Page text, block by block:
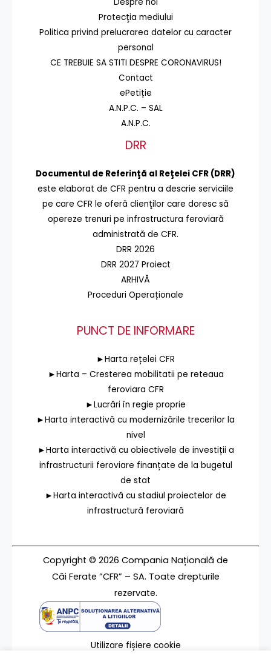
Despre noi
Protecţia mediului
Politica privind prelucrarea datelor cu caracter
personal
CE TREBUIE SA STITI DESPRE CORONAVIRUS!
Contact
ePetiție
A.N.P.C. – SAL
A.N.P.C.
DRR
Documentul de Referinţă al Reţelei CFR (DRR)
este elaborat de CFR pentru a descrie serviciile
pe care CFR le oferă clienţilor care doresc să
opereze trenuri pe infrastructura feroviară
administrată de CFR.
DRR 2026
DRR 2027 Proiect
ARHIVĂ
Proceduri Operaționale
PUNCT DE INFORMARE
►Harta rețelei CFR
►Harta – Cresterea mobilitatii pe reteaua
feroviara CFR
►Lucrări în regie proprie
►Harta interactivă cu modernizările trecerilor la
nivel
►Harta interactivă cu obiectivele de investiții a
infrastructurii feroviare finanțate de la bugetul
de stat
►Harta interactivă cu stadiul proiectelor de
infrastructură feroviară
Copyright © 2026 Compania Națională de
Căi Ferate ”CFR” – SA. Toate drepturile
rezervate.
Utilizare fișiere cookie